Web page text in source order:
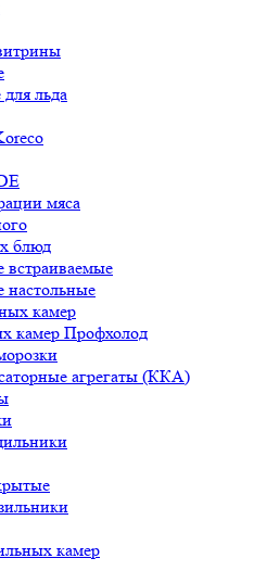
льда
мяса
блюд
камер
камер Профхолод
агрегаты (ККА)
камер